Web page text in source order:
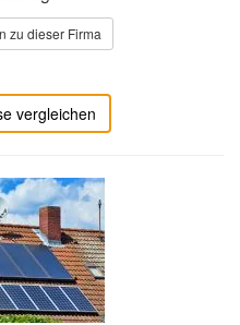
zu dieser Firma
vergleichen